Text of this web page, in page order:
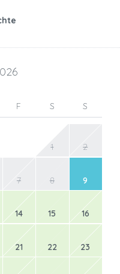
F S S
1 2
7 8 9
14 15 16
21 22 23